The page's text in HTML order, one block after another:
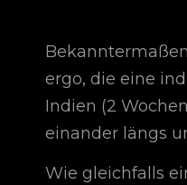
ergo, die eine
Indien (2
einander längs
Wie gleichfalls